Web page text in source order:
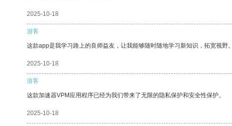
2025-10-18
游客
这款app是我学习路上的良师益友，让我能够随时随地学习新知识，拓宽视野。
2025-10-18
游客
这款加速器VPM应用程序已经为我们带来了无限的隐私保护和安全性保护。
2025-10-18